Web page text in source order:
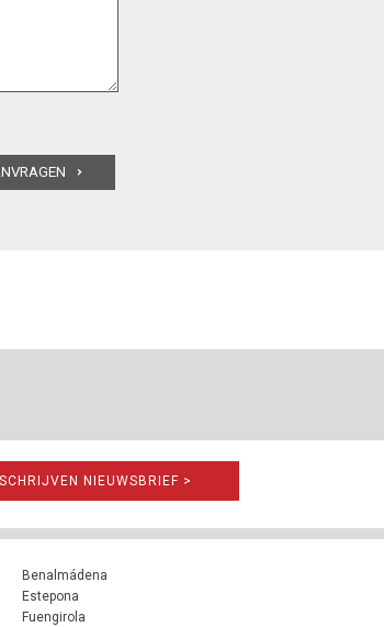
NIEUWSBRIEF >
Benalmádena
Estepona
Fuengirola